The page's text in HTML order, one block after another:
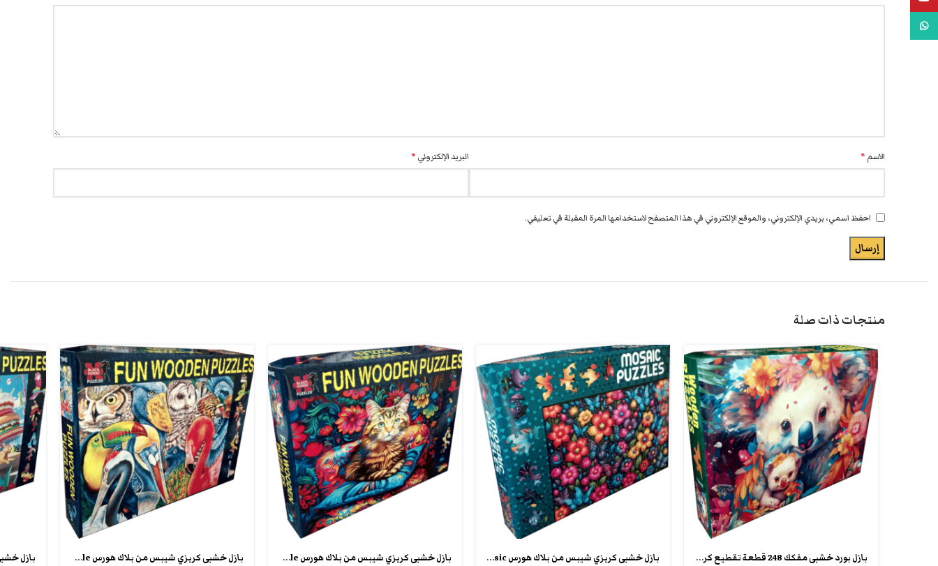
الاسم * البريد الإلكتروني *
احفظ اسمي، بريدي الإلكتروني، والموقع الإلكتروني في هذا المتصفح لاستخدامها المرة المقبلة في تعليقي.
منتجات ذات صلة
بازل بورد خشبى مفكك 248 قطعة تقطيع كريزى شيبس wooden crazy puzzle بازل خشبى كريزي شيبس من بلاك هورس crazy puzzle mosic بازل خشبى كريزي شيبس من بلاك هورس fun wooden puzzle بازل خشبى كريزي شيبس من بلاك هورس fun wooden puzzle